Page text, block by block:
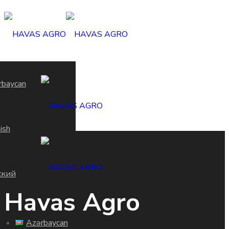
Azərbaycan
Havas Agro